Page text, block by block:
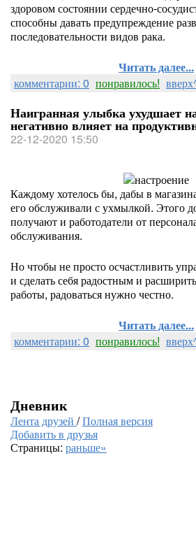
здоровом состоянии сердечно-
способны давать предупреждение
последовательности видов рака.
Читать далее...
комментарии: 0 понравилось!
Наигранная улыбка ухудшает
негативно влияет на
22-12-2020 15:50
Каждому хотелось бы, дабы в
его обслуживали с ухмылкой. Этого
получают и работодатели от
обслуживания.
Но чтобы не просто осчастливить
и сделать себя радостным и
работы, радоваться нужно честно.
Читать далее...
комментарии: 0 понравилось!
Дневник
Лента друзей /Полная версия
Добавить в друзья
Страницы: раньше»